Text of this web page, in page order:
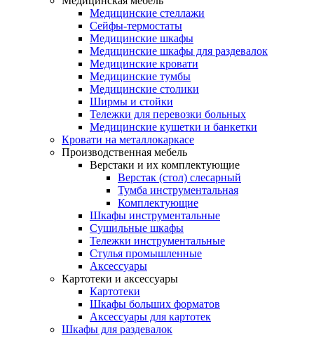
Медицинские стеллажи
Сейфы-термостаты
Медицинские шкафы
Медицинские шкафы для раздевалок
Медицинские кровати
Медицинские тумбы
Медицинские столики
Ширмы и стойки
Тележки для перевозки больных
Медицинские кушетки и банкетки
Кровати на металлокаркасе
Производственная мебель
Верстаки и их комплектующие
Верстак (стол) слесарный
Тумба инструментальная
Комплектующие
Шкафы инструментальные
Сушильные шкафы
Тележки инструментальные
Стулья промышленные
Аксессуары
Картотеки и аксессуары
Картотеки
Шкафы больших форматов
Аксессуары для картотек
Шкафы для раздевалок